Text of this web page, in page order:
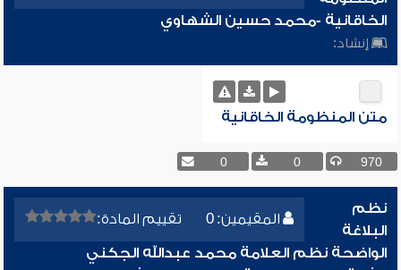
الخاقانية -محمد حسين الشهاوي
إنشاد:
متن المنظومة الخاقانية
970
0
0
المقيمين: 0 تقييم المادة:
نظم
البلاغة
الواضحة نظم العلامة محمد عبدالله الجكني